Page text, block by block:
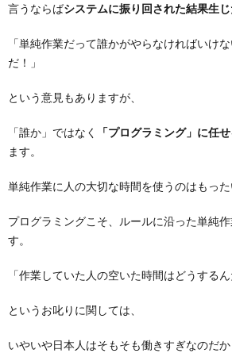
言うならばシステムに振り回された結果生
「単純作業だって誰かがやらなければいけ
だ！」
という意見もありますが、
「誰か」ではなく 「プログラミング」に任
ます。
単純作業に人の大切な時間を使うのはもった
プログラミングこそ、ルールに沿った単純
す。
「作業していた人の空いた時間はどうするん
というお叱りに関しては、
いやいや日本人はそもそも働きすぎなのだか